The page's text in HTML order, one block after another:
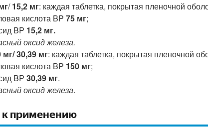
/15,2 мг: каждая таблетка, покрытая пленочной
кислота BP 75 мг;
BP 15,2 мг.
оксид железа.
мг/ 30,39 мг: каждая таблетка, покрытая пленочной
кислота BP 150 мг;
BP 30,39 мг.
оксид железа.
к применению